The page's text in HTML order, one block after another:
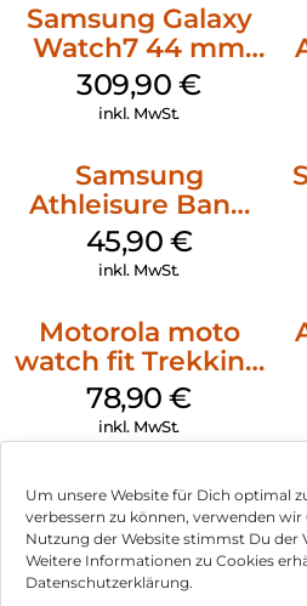
Um unsere Website für Dich optimal
verbessern zu können, verwenden
Nutzung der Website stimmst Du der
Weitere Informationen zu Cookies
Datenschutzerklärung.
Samsung Galaxy
Watch7 44 mm
Silver
309,90€
inkl. MwSt.
Samsung
Athleisure Band
S/M Galaxy
Watch7 Cream
45,90 €
inkl. MwSt.
Motorola moto
watch fit Trekking
Green
78,90€
inkl. MwSt.
Impressum